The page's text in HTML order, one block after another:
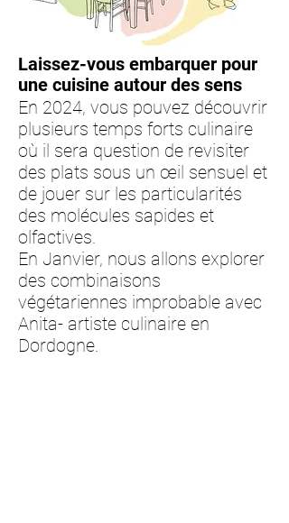
Laissez-vous embarquer pour
une cuisine autour des sens
En 2024, vous pouvez découvrir
plusieurs temps forts culinaire
où il sera question de revisiter
des plats sous un œil sensuel et
de jouer sur les particularités
des molécules sapides et
olfactives.
En Janvier, nous allons explorer
des combinaisons
végétariennes improbable avec
Anita- artiste culinaire en
Dordogne.